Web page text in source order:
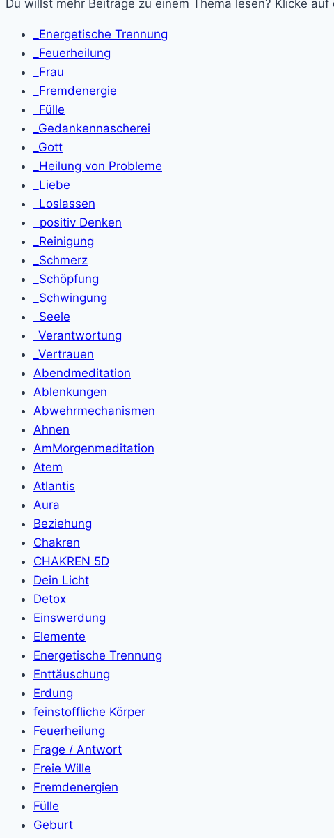
Du willst mehr Beiträge zu einem Thema lesen? Klicke
_Energetische Trennung
_Feuerheilung
_Frau
_Fremdenergie
_Fülle
_Gedankennascherei
_Gott
_Heilung von Probleme
_Liebe
_Loslassen
_positiv Denken
_Reinigung
_Schmerz
_Schöpfung
_Schwingung
_Seele
_Verantwortung
_Vertrauen
Abendmeditation
Ablenkungen
Abwehrmechanismen
Ahnen
AmMorgenmeditation
Atem
Atlantis
Aura
Beziehung
Chakren
CHAKREN 5D
Dein Licht
Detox
Einswerdung
Elemente
Energetische Trennung
Enttäuschung
Erdung
feinstoffliche Körper
Feuerheilung
Frage / Antwort
Freie Wille
Fremdenergien
Fülle
Geburt